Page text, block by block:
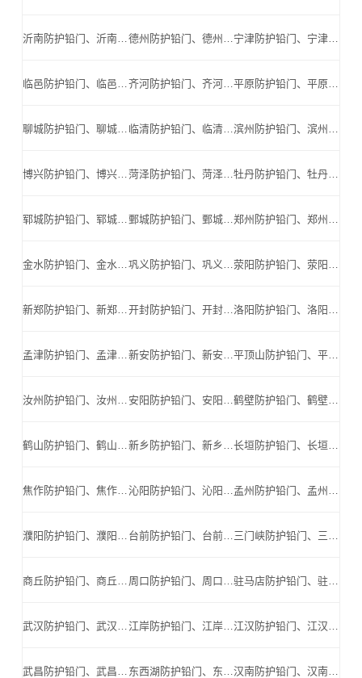
沂南防护铅门、沂南防辐射铅门、沂南医用铅门、沂南手术室铅门、沂南工业探伤铅门_沂南手术室铅门公司 德州防护铅门、德州防辐射铅门、德州医用铅门、德州手术室铅门、德州工业探伤铅门_德州手术室铅门公司 宁津防护铅门、宁津防辐射铅门、宁津医用铅门、宁津手术室铅门、宁津工业探伤铅门_宁津手术室铅门公司
临邑防护铅门、临邑防辐射铅门、临邑医用铅门、临邑手术室铅门、临邑工业探伤铅门_临邑手术室铅门公司 齐河防护铅门、齐河防辐射铅门、齐河医用铅门、齐河手术室铅门、齐河工业探伤铅门_齐河手术室铅门公司 平原防护铅门、平原防辐射铅门、平原医用铅门、平原手术室铅门、平原工业探伤铅门_平原手术室铅门公司
聊城防护铅门、聊城防辐射铅门、聊城医用铅门、聊城手术室铅门、聊城工业探伤铅门_聊城手术室铅门公司 临清防护铅门、临清防辐射铅门、临清医用铅门、临清手术室铅门、临清工业探伤铅门_临清手术室铅门公司 滨州防护铅门、滨州防辐射铅门、滨州医用铅门、滨州手术室铅门、滨州工业探伤铅门_滨州手术室铅门公司
博兴防护铅门、博兴防辐射铅门、博兴医用铅门、博兴手术室铅门、博兴工业探伤铅门_博兴手术室铅门公司 菏泽防护铅门、菏泽防辐射铅门、菏泽医用铅门、菏泽手术室铅门、菏泽工业探伤铅门_菏泽手术室铅门公司 牡丹防护铅门、牡丹防辐射铅门、牡丹医用铅门、牡丹手术室铅门、牡丹工业探伤铅门_牡丹手术室铅门公司
郓城防护铅门、郓城防辐射铅门、郓城医用铅门、郓城手术室铅门、郓城工业探伤铅门_郓城手术室铅门公司 鄄城防护铅门、鄄城防辐射铅门、鄄城医用铅门、鄄城手术室铅门、鄄城工业探伤铅门_鄄城手术室铅门公司 郑州防护铅门、郑州防辐射铅门、郑州医用铅门、郑州手术室铅门、郑州工业探伤铅门_郑州手术室铅门公司
金水防护铅门、金水防辐射铅门、金水医用铅门、金水手术室铅门、金水工业探伤铅门_金水手术室铅门公司 巩义防护铅门、巩义防辐射铅门、巩义医用铅门、巩义手术室铅门、巩义工业探伤铅门_巩义手术室铅门公司 荥阳防护铅门、荥阳防辐射铅门、荥阳医用铅门、荥阳手术室铅门、荥阳工业探伤铅门_荥阳手术室铅门公司
新郑防护铅门、新郑防辐射铅门、新郑医用铅门、新郑手术室铅门、新郑工业探伤铅门_新郑手术室铅门公司 开封防护铅门、开封防辐射铅门、开封医用铅门、开封手术室铅门、开封工业探伤铅门_开封手术室铅门公司 洛阳防护铅门、洛阳防辐射铅门、洛阳医用铅门、洛阳手术室铅门、洛阳工业探伤铅门_洛阳手术室铅门公司
孟津防护铅门、孟津防辐射铅门、孟津医用铅门、孟津手术室铅门、孟津工业探伤铅门_孟津手术室铅门公司 新安防护铅门、新安防辐射铅门、新安医用铅门、新安手术室铅门、新安工业探伤铅门_新安手术室铅门公司 平顶山防护铅门、平顶山防辐射铅门、平顶山医用铅门、平顶山手术室铅门、平顶山工业探伤铅门_平顶山手术室铅门公司
汝州防护铅门、汝州防辐射铅门、汝州医用铅门、汝州手术室铅门、汝州工业探伤铅门_汝州手术室铅门公司 安阳防护铅门、安阳防辐射铅门、安阳医用铅门、安阳手术室铅门、安阳工业探伤铅门_安阳手术室铅门公司 鹤壁防护铅门、鹤壁防辐射铅门、鹤壁医用铅门、鹤壁手术室铅门、鹤壁工业探伤铅门_鹤壁手术室铅门公司
鹤山防护铅门、鹤山防辐射铅门、鹤山医用铅门、鹤山手术室铅门、鹤山工业探伤铅门_鹤山手术室铅门公司 新乡防护铅门、新乡防辐射铅门、新乡医用铅门、新乡手术室铅门、新乡工业探伤铅门_新乡手术室铅门公司 长垣防护铅门、长垣防辐射铅门、长垣医用铅门、长垣手术室铅门、长垣工业探伤铅门_长垣手术室铅门公司
焦作防护铅门、焦作防辐射铅门、焦作医用铅门、焦作手术室铅门、焦作工业探伤铅门_焦作手术室铅门公司 沁阳防护铅门、沁阳防辐射铅门、沁阳医用铅门、沁阳手术室铅门、沁阳工业探伤铅门_沁阳手术室铅门公司 孟州防护铅门、孟州防辐射铅门、孟州医用铅门、孟州手术室铅门、孟州工业探伤铅门_孟州手术室铅门公司
濮阳防护铅门、濮阳防辐射铅门、濮阳医用铅门、濮阳手术室铅门、濮阳工业探伤铅门_濮阳手术室铅门公司 台前防护铅门、台前防辐射铅门、台前医用铅门、台前手术室铅门、台前工业探伤铅门_台前手术室铅门公司 三门峡防护铅门、三门峡防辐射铅门、三门峡医用铅门、三门峡手术室铅门、三门峡工业探伤铅门_三门峡手术室铅门公司
商丘防护铅门、商丘防辐射铅门、商丘医用铅门、商丘手术室铅门、商丘工业探伤铅门_商丘手术室铅门公司 周口防护铅门、周口防辐射铅门、周口医用铅门、周口手术室铅门、周口工业探伤铅门_周口手术室铅门公司 驻马店防护铅门、驻马店防辐射铅门、驻马店医用铅门、驻马店手术室铅门、驻马店工业探伤铅门_驻马店手术室铅门公司
武汉防护铅门、武汉防辐射铅门、武汉医用铅门、武汉手术室铅门、武汉工业探伤铅门_武汉手术室铅门公司 江岸防护铅门、江岸防辐射铅门、江岸医用铅门、江岸手术室铅门、江岸工业探伤铅门_江岸手术室铅门公司 江汉防护铅门、江汉防辐射铅门、江汉医用铅门、江汉手术室铅门、江汉工业探伤铅门_江汉手术室铅门公司
武昌防护铅门、武昌防辐射铅门、武昌医用铅门、武昌手术室铅门、武昌工业探伤铅门_武昌手术室铅门公司 东西湖防护铅门、东西湖防辐射铅门、东西湖医用铅门、东西湖手术室铅门、东西湖工业探伤铅门_东西湖手术室铅门公司 汉南防护铅门、汉南防辐射铅门、汉南医用铅门、汉南手术室铅门、汉南工业探伤铅门_汉南手术室铅门公司